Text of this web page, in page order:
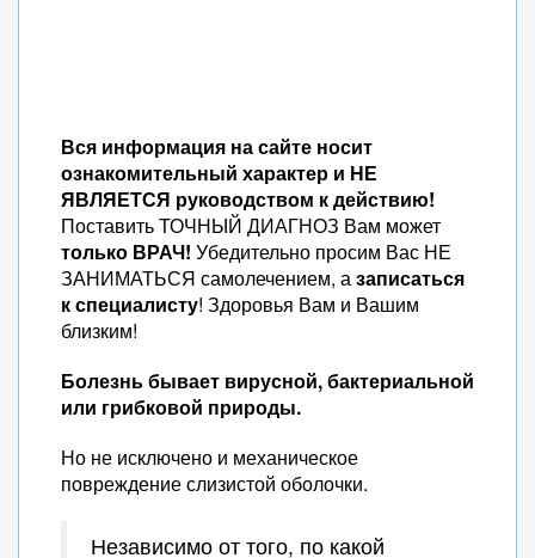
Вся информация на сайте носит
ознакомительный характер и НЕ
ЯВЛЯЕТСЯ руководством к действию!
Поставить ТОЧНЫЙ ДИАГНОЗ Вам может
только ВРАЧ! Убедительно просим Вас НЕ
ЗАНИМАТЬСЯ самолечением, азаписаться
к специалисту! Здоровья Вам и Вашим
близким!
Болезнь бывает вирусной, бактериальной
или грибковой природы.
Но не исключено и механическое
повреждение слизистой оболочки.
Независимо от того, по какой